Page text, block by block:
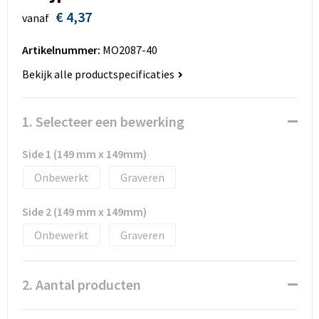
ICT
Landbouw
Reizen & recreatie
Scholen & Verenigingen
Sport
Huis, Tuin en Dier
Kantoor en bureauaccessoires
Geboorte, kinderen en speelgoed
Landbouw
Paraplu's en regenkleding
Sport en Recreatie
Bodywarmers en vesten
Broeken, rokken en jurken
Dekens, Fleecedekens en Kussens
Fluo - Veiligheid
Gebreide truien / Gilets
Kledingaccessoires
Eco gifts
Business gift SETS
Reizen & Recreatie
Sport
Scholen & Vereniging
Wellness en zorg
Zorg & Welzijn
vanaf € 4,37
Artikelnummer: MO2087-40
Bekijk alle productspecificaties
1. Selecteer een bewerking
Side 1 (149 mm x 149mm)
Onbewerkt
Graveren
Side 2 (149 mm x 149mm)
Onbewerkt
Graveren
2. Aantal producten